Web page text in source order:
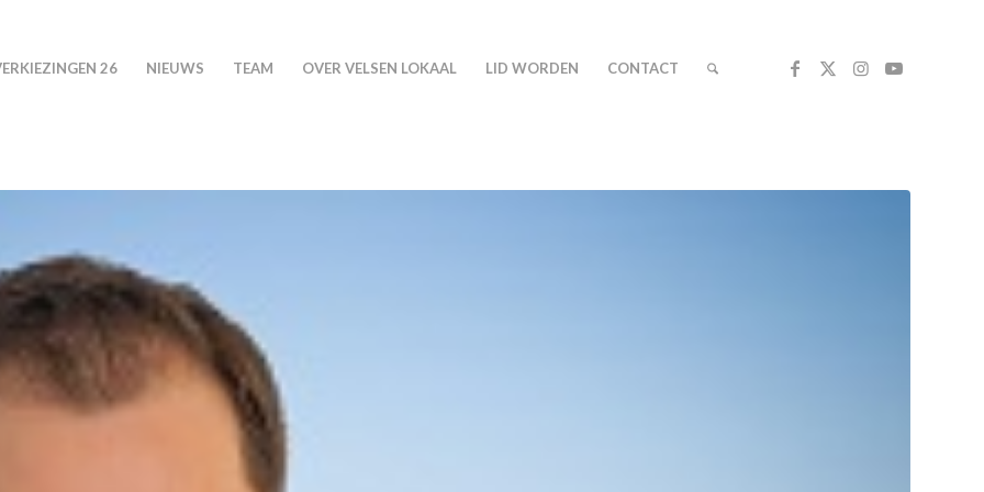
26 NIEUWS TEAM OVER VELSEN LOKAAL LID WORDEN CONTACT